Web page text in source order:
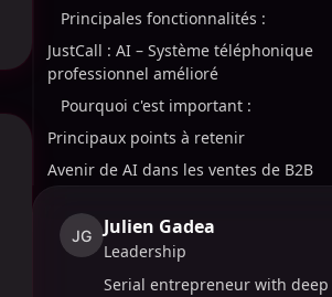
Principales fonctionnalités :
JustCall : AI – Système téléphonique
professionnel amélioré
Pourquoi c'est important :
Principaux points à retenir
Avenir de AI dans les ventes de B2B
JG Julien Gadea
Leadership
Serial entrepreneur with deep